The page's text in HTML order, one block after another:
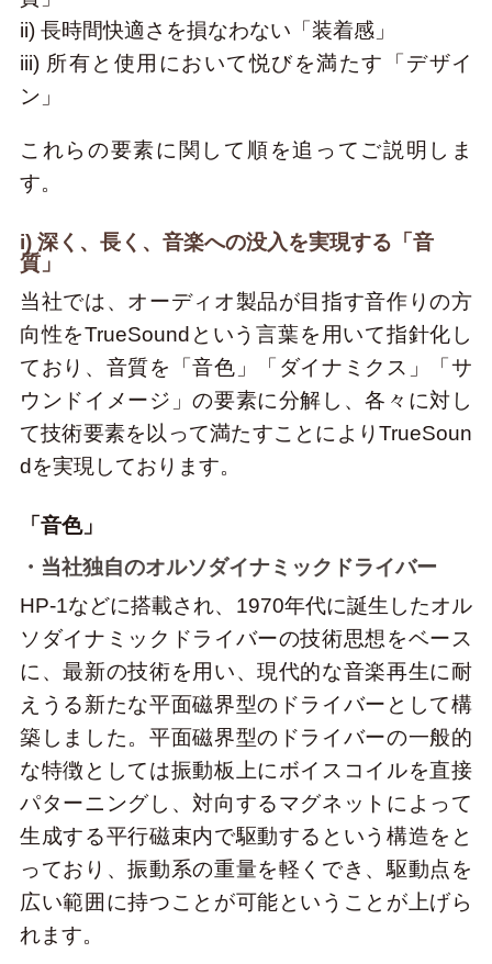
ii) 長時間快適さを損なわない「装着感」
iii) 所有と使用において悦びを満たす「デザイ
ン」
これらの要素に関して順を追ってご説明しま
す。
i) 深く、長く、音楽への没入を実現する「音
質」
当社では、オーディオ製品が目指す音作りの方
向性をTrueSoundという言葉を用いて指針化し
ており、音質を「音色」「ダイナミクス」「サ
ウンドイメージ」の要素に分解し、各々に対し
て技術要素を以って満たすことによりTrueSoun
dを実現しております。
「音色」
・当社独自のオルソダイナミックドライバー
HP-1などに搭載され、1970年代に誕生したオル
ソダイナミックドライバーの技術思想をベース
に、最新の技術を用い、現代的な音楽再生に耐
えうる新たな平面磁界型のドライバーとして構
築しました。平面磁界型のドライバーの一般的
な特徴としては振動板上にボイスコイルを直接
パターニングし、対向するマグネットによって
生成する平行磁束内で駆動するという構造をと
っており、振動系の重量を軽くでき、駆動点を
広い範囲に持つことが可能ということが上げら
れます。